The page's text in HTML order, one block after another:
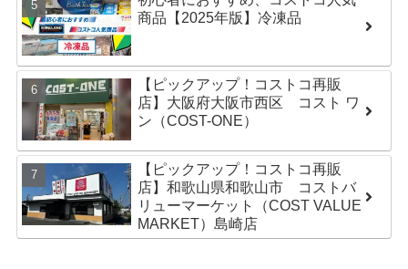
商品【2025年版】冷凍品
【ピックアップ！コストコ再販
店】大阪府大阪市西区 コスト ワ
ン（COST-ONE）
【ピックアップ！コストコ再販
店】和歌山県和歌山市 コストバ
リューマーケット（COST VALUE
MARKET）島崎店